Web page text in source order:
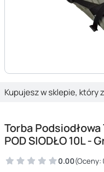
Kupujesz w sklepie, który
Torba Podsiodłowa
POD SIODŁO 10L -
0.00(Oceny: